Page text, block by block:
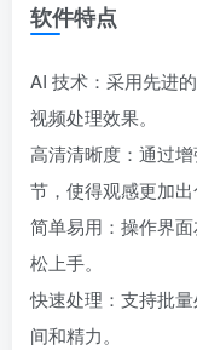
软件特点
AI 技术：采用先进
视频处理效果。
高清清晰度：通过
节，使得观感更加出
简单易用：操作界
松上手。
快速处理：支持批
间和精力。